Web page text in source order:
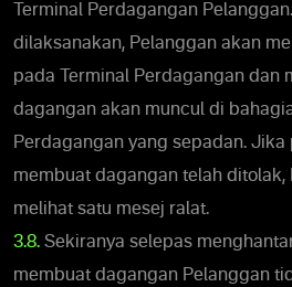
Terminal Perdagangan
dilaksanakan, Pelanggan akan
pada Terminal Perdagangan dan
dagangan akan muncul di
Perdagangan yang sepadan.
membuat dagangan telah ditolak,
melihat satu mesej ralat.
3.8. Sekiranya selepas
membuat dagangan Pelanggan